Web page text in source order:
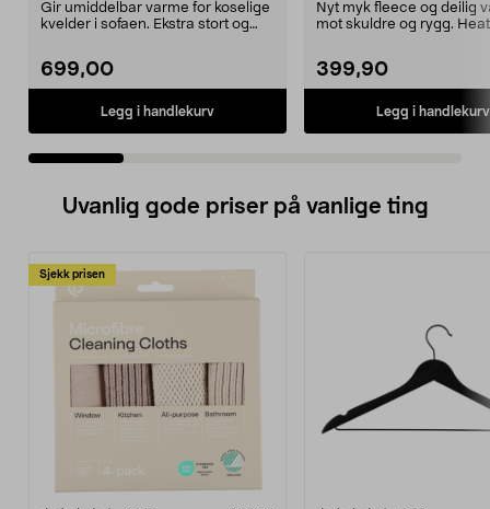
Gir umiddelbar varme for koselige
kvelder i sofaen. Ekstra stort og
699,00
Legg i handlekurv
Nyt myk fleece og deilig
mot skuldre og rygg.
399,90
Legg i handlekurv
Uvanlig gode priser på vanlige ting
Sjekk prisen